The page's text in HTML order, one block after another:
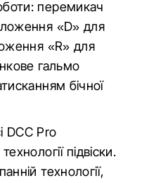
перемикач
«D» для
«R» для
гальмо
бічної
DCC Pro
підвіски.
технології,